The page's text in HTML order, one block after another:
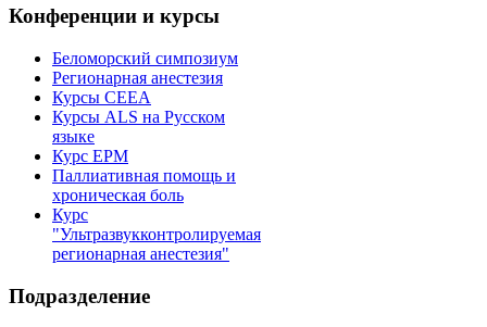
Конференции и курсы
Беломорский симпозиум
Регионарная анестезия
Курсы CEEA
Курсы ALS на Русском
языке
Курс EPM
Паллиативная помощь и
хроническая боль
Курс
"Ультразвукконтролируемая
регионарная анестезия"
Подразделение